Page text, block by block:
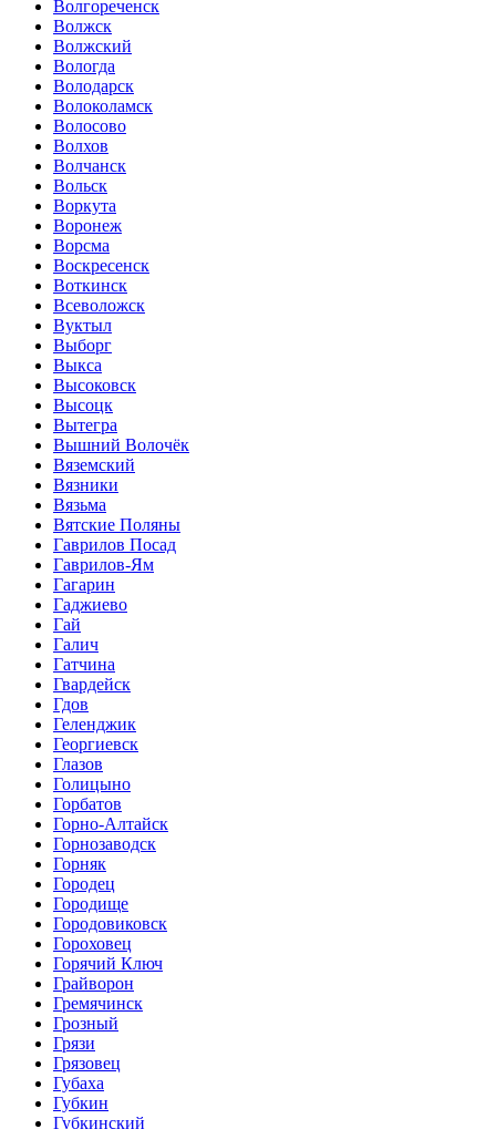
Волгореченск
Волжск
Волжский
Вологда
Володарск
Волоколамск
Волосово
Волхов
Волчанск
Вольск
Воркута
Воронеж
Ворсма
Воскресенск
Воткинск
Всеволожск
Вуктыл
Выборг
Выкса
Высоковск
Высоцк
Вытегра
Вышний Волочёк
Вяземский
Вязники
Вязьма
Вятские Поляны
Гаврилов Посад
Гаврилов-Ям
Гагарин
Гаджиево
Гай
Галич
Гатчина
Гвардейск
Гдов
Геленджик
Георгиевск
Глазов
Голицыно
Горбатов
Горно-Алтайск
Горнозаводск
Горняк
Городец
Городище
Городовиковск
Гороховец
Горячий Ключ
Грайворон
Гремячинск
Грозный
Грязи
Грязовец
Губаха
Губкин
Губкинский